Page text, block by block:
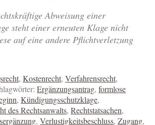
Abweisung einer
steht einer erneuten Klage nicht
auf eine andere Pflichtverletzung
,Kostenrecht,Verfahrensrecht,
Ergänzungsantrag,formlose
,Kündigungsschutzklage,
des Rechtsanwalts,Rechtstatsachen,
,Verlustigkeitsbeschluss,Zugang,